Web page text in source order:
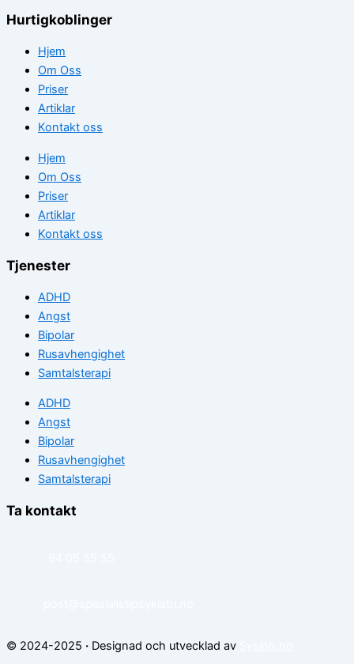
Hurtigkoblinger
Hjem
Om Oss
Priser
Artiklar
Kontakt oss
Hjem
Om Oss
Priser
Artiklar
Kontakt oss
Tjenester
ADHD
Angst
Bipolar
Rusavhengighet
Samtalsterapi
ADHD
Angst
Bipolar
Rusavhengighet
Samtalsterapi
Ta kontakt
© 2024-2025 · Designad och utvecklad av